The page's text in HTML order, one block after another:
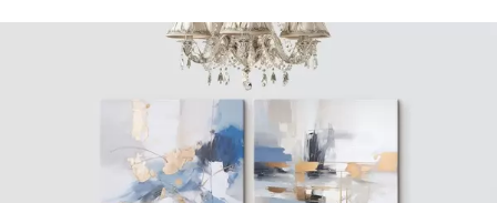
Безпечне чорнило без запаху
Поверхня з текстурою полотна
Екологічний матеріал